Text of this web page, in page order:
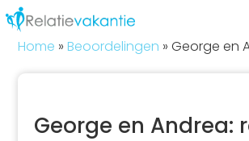
Home »Beoordelingen »George en
George en Andrea: